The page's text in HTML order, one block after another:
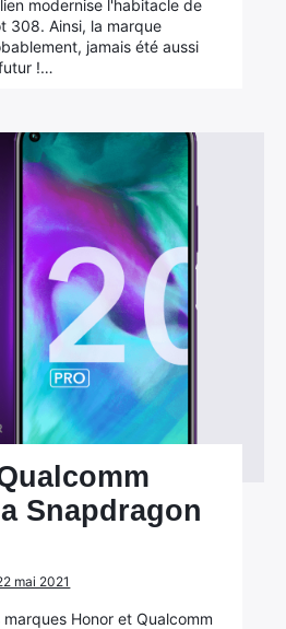
modernise l'habitacle de
308. Ainsi, la marque
jamais été aussi
!…
Snapdragon
mai 2021
Honor et Qualcomm